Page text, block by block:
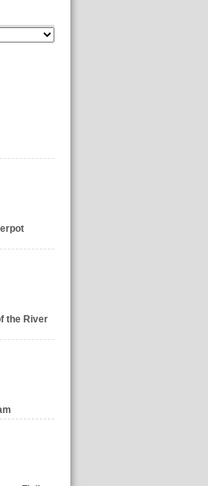
the River